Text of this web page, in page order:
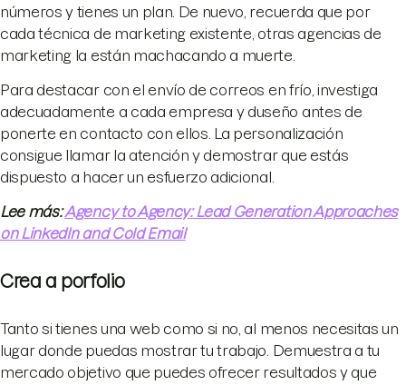
números y tienes un plan. De nuevo, recuerda que por
cada técnica de marketing existente, otras agencias de
marketing la están machacando a muerte.
Para destacar con el envío de correos en frío, investiga
adecuadamente a cada empresa y duseño antes de
ponerte en contacto con ellos. La personalización
consigue llamar la atención y demostrar que estás
dispuesto a hacer un esfuerzo adicional.
Lee más:Agency to Agency: Lead Generation Approaches
on LinkedIn and Cold Email
Crea a porfolio
Tanto si tienes una web como si no, al menos necesitas un
lugar donde puedas mostrar tu trabajo. Demuestra a tu
mercado objetivo que puedes ofrecer resultados y que